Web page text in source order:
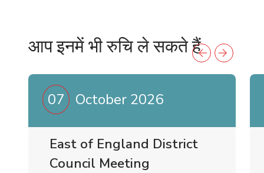
आप इनमें भी रुचि ले सकते हैं
07 October 2026
East of England District
Council Meeting